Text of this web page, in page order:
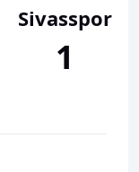
Sivasspor
1